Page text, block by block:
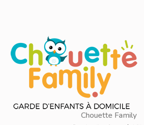
Chouette Family